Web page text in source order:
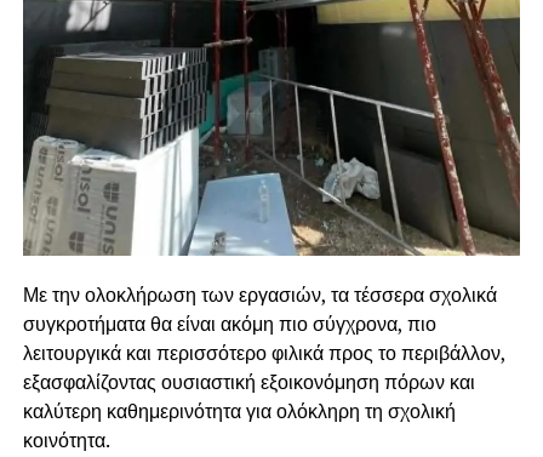
Με την ολοκλήρωση των εργασιών, τα τέσσερα σχολικά
συγκροτήματα θα είναι ακόμη πιο σύγχρονα, πιο
λειτουργικά και περισσότερο φιλικά προς το περιβάλλον,
εξασφαλίζοντας ουσιαστική εξοικονόμηση πόρων και
καλύτερη καθημερινότητα για ολόκληρη τη σχολική
κοινότητα.